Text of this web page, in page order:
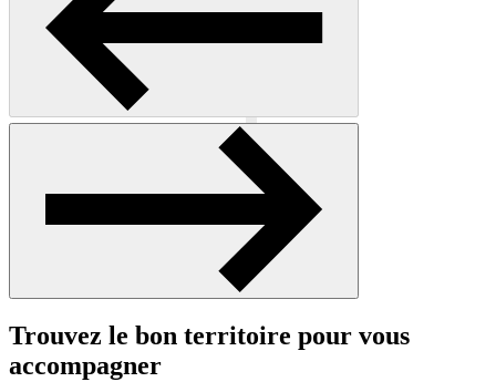
Précédent
Trouvez le bon territoire pour vous
accompagner